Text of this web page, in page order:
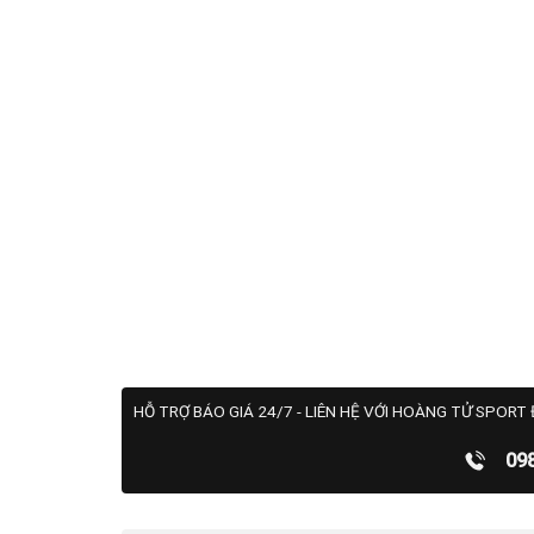
HỖ TRỢ BÁO GIÁ 24/7 - LIÊN HỆ VỚI HOÀNG TỬ